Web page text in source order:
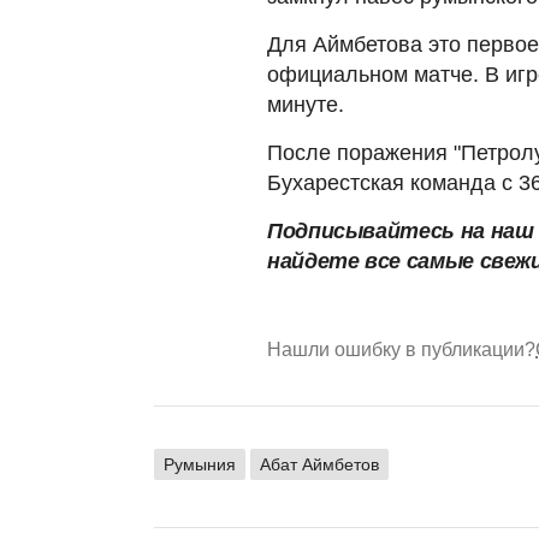
Для Аймбетова это
официальном матче. В
минуте.
После поражения
Бухарестская команда с
Подписывайтесь на наш
найдете все самые
Нашли ошибку в публикации?
Румыния Абат Аймбетов